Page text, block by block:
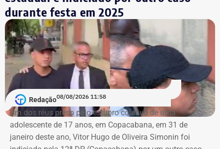
durante festa em 2025
Redação08/08/2026 11:58
Um dos réus preso pelo estupro coletivo de uma
adolescente de 17 anos, em Copacabana, em 31 de
janeiro deste ano, Vitor Hugo de Oliveira Simonin foi